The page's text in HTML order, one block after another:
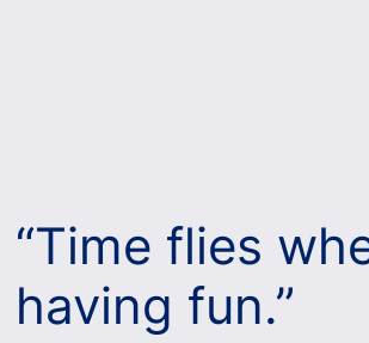
“Time flies
having fun.”